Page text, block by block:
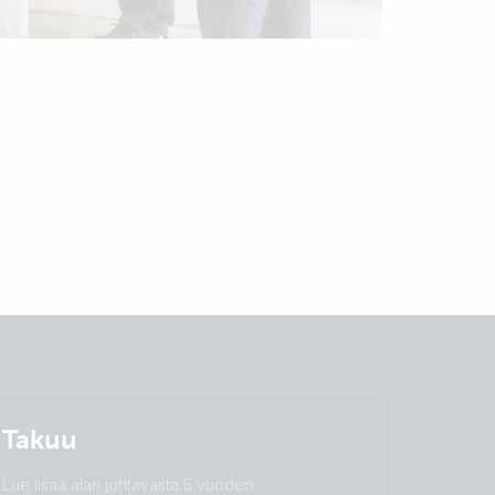
Takuu
Lue lisää alan johtavasta 5 vuoden